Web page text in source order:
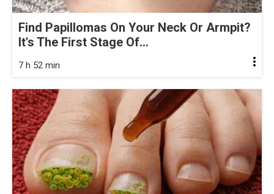
Find Papillomas On Your Neck Or Armpit?
It's The First Stage Of...
7 h 52 min